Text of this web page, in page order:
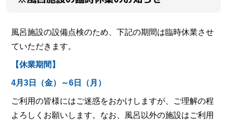
風呂施設の設備点検のため、下記の期間は臨時休業させ
ていただきます。
【休業期間】
4月3日（金）～6日（月）
ご利用の皆様にはご迷惑をおかけしますが、ご理解の程
よろしくお願いします。なお、風呂以外の施設はご利用